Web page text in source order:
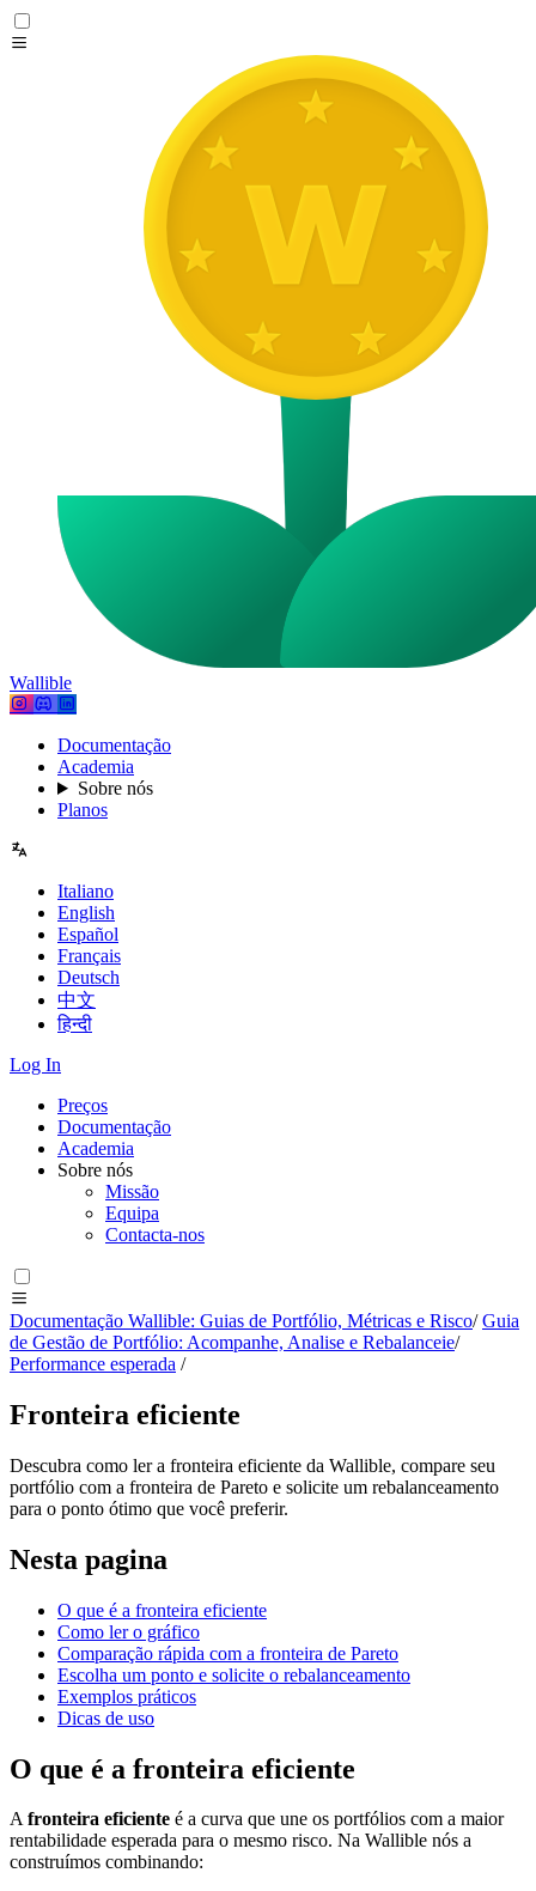
Wallible
Documentação
Academia
Sobre nós
Planos
Italiano
English
Español
Français
Deutsch
中文
हिन्दी
Log In
Preços
Documentação
Academia
Sobre nós
Missão
Equipa
Contacta-nos
Documentação Wallible: Guias de Portfólio, Métricas e Risco/ Guia
de Gestão de Portfólio: Acompanhe, Analise e Rebalanceie/
Performance esperada /
Fronteira eficiente
Descubra como ler a fronteira eficiente da Wallible, compare seu
portfólio com a fronteira de Pareto e solicite um rebalanceamento
para o ponto ótimo que você preferir.
Nesta pagina
O que é a fronteira eficiente
Como ler o gráfico
Comparação rápida com a fronteira de Pareto
Escolha um ponto e solicite o rebalanceamento
Exemplos práticos
Dicas de uso
O que é a fronteira eficiente
Afronteira eficiente é a curva que une os portfólios com a maior
rentabilidade esperada para o mesmo risco. Na Wallible nós a
construímos combinando: